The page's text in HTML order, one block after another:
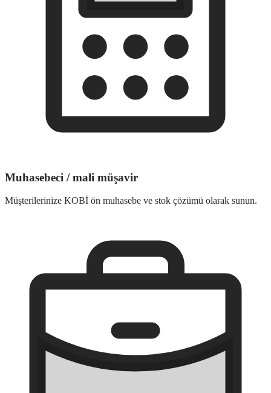
Muhasebeci / mali müşavir
Müşterilerinize KOBİ ön muhasebe ve stok çözümü olarak sunun.